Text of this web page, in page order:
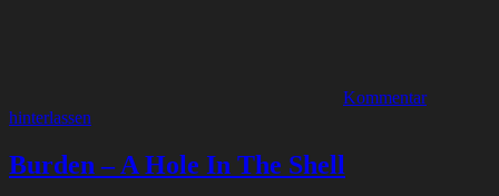
Kommentar
hinterlassen
Burden – A Hole In The Shell